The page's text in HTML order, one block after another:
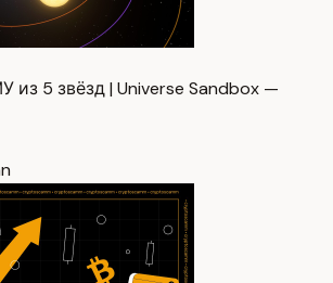
5 звёзд | Universe Sandbox —